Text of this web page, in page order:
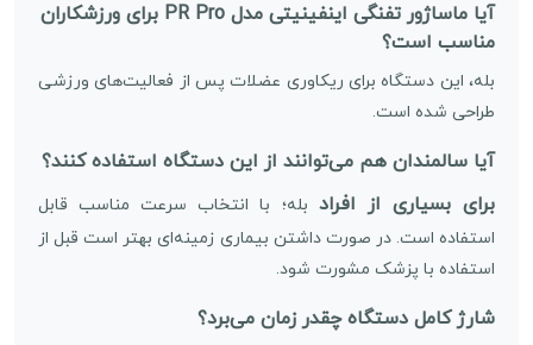
آیا ماساژور تفنگی اینفینیتی مدل PR Pro برای ورزشکاران
مناسب است؟
بله، این دستگاه برای ریکاوری عضلات پس از فعالیت‌های ورزشی
طراحی شده است.
آیا سالمندان هم می‌توانند از این دستگاه استفاده کنند؟
برای بسیاری از افراد بله؛ با انتخاب سرعت مناسب قابل
استفاده است. در صورت داشتن بیماری زمینه‌ای بهتر است قبل از
استفاده با پزشک مشورت شود.
شارژ کامل دستگاه چقدر زمان می‌برد؟